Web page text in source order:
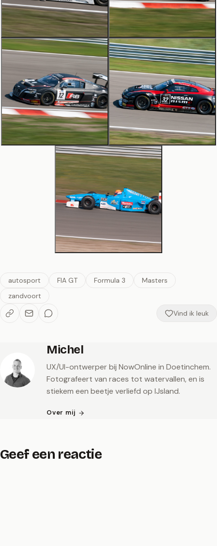
autosport FIA GT Formula 3
Masters
zandvoort
Vind ik leuk
Michel
UX/UI-ontwerper bij NowOnline in Doetinchem.
Fotografeert van races tot watervallen, en is
stiekem een beetje verliefd op IJsland.
Over mij
Geef een reactie